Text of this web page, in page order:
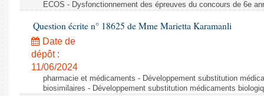
ECOS - Dysfonctionnement des épreuves du concours de 6e
Question écrite n° 18625 de Mme Marietta Karamanli
Date de
dépôt :
11/06/2024
pharmacie et médicaments - Développement substitution
biosimilaires - Développement substitution médicaments